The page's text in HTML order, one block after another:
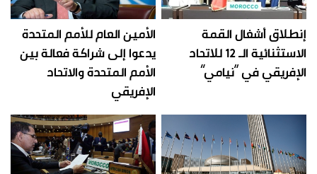
إنطلاق أشغال القمة
الاستثنائية الـ 12 للاتحاد
الإفريقي في “نيامي”
الأمين العام للأمم المتحدة
يدعوا إلى شراكة فعالة بين
الأمم المتحدة والاتحاد
الإفريقي